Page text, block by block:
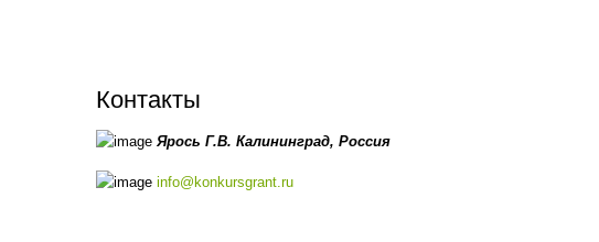
Контакты
Ярось Г.В. Калининград, Россия
info@konkursgrant.ru